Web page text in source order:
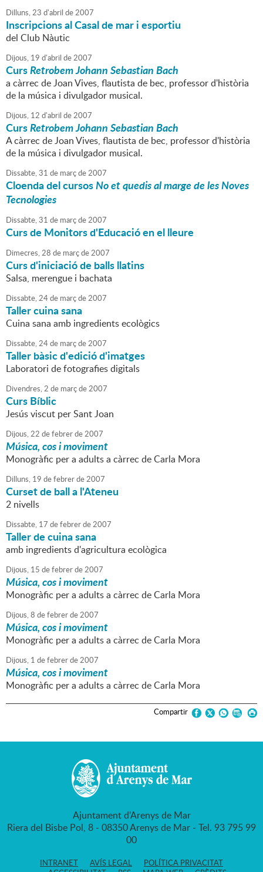
Dilluns,23 d'abril de2007
Inscripcions al Casal de mar i esportiu
del Club Nàutic
Dijous, 19 d'abril de2007
CursRetrobem Johann Sebastian Bach
a càrrec de Joan Vives, flautista de bec, professor d'història
de la música i divulgador musical.
Dijous, 12 d'abril de2007
CursRetrobem Johann Sebastian Bach
A càrrec de Joan Vives, flautista de bec, professor d'història
de la música i divulgador musical.
Dissabte,31 de marçde2007
Cloenda del cursosNo et quedis al marge de les Noves
Tecnologies
Dissabte,31 de marçde2007
Curs de Monitors d'Educació en el lleure
Dimecres,28 de marçde2007
Curs d'iniciació de balls llatins
Salsa, merengue i bachata
Dissabte,24de marçde2007
Taller cuina sana
Cuina sana amb ingredients ecològics
Dissabte,24de marçde2007
Taller bàsic d'edició d'imatges
Laboratori de fotografies digitals
Divendres,2 de marçde2007
Curs Bíblic
Jesús viscut per Sant Joan
Dijous,22 defebrerde2007
Música, cos i moviment
Monogràfic per a adults a càrrec de Carla Mora
Dilluns, 19 defebrerde2007
Curset de ball a l'Ateneu
2 nivells
Dissabte, 17 defebrerde2007
Taller de cuina sana
amb ingredients d'agricultura ecològica
Dijous, 15 defebrerde2007
Música, cos i moviment
Monogràfic per a adults a càrrec de Carla Mora
Dijous,8 defebrerde2007
Música, cos i moviment
Monogràfic per a adults a càrrec de Carla Mora
Dijous, 1 defebrerde2007
Música, cos i moviment
Monogràfic per a adults a càrrec de Carla Mora
Compartir
Ajuntament d'Arenys de Mar
Riera del Bisbe Pol, 8 - 08350 Arenys de Mar - Tel. 93 795 99
00
INTRANET AVÍS LEGAL
POLÍTICA PRIVACITAT